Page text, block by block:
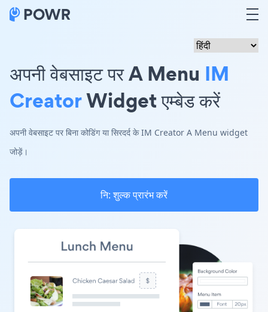
अपनी वेबसाइट पर A Menu IM
CreatorWidget एम्बेड करें
अपनी वेबसाइट पर बिना कोडिंग या सिरदर्द के IM Creator A Menu widget
जोड़ें।
नि: शुल्क प्रारंभ करें